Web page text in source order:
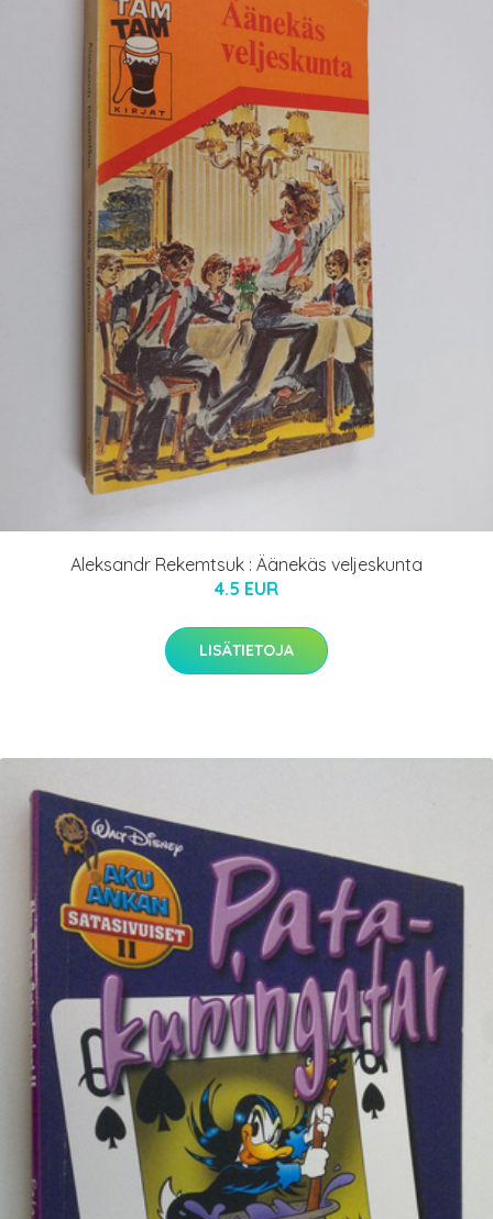
Aleksandr Rekemtsuk : Äänekäs veljeskunta
4.5 EUR
LISÄTIETOJA